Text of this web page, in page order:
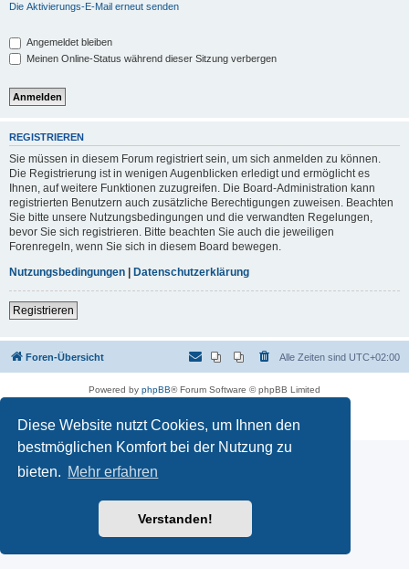
Diese Website nutzt Cookies, um Ihnen den
bestmöglichen Komfort bei der Nutzung zu
bieten. Mehr erfahren
Verstanden!
Die Aktivierungs-E-Mail erneut senden
Angemeldet bleiben
Meinen Online-Status während dieser Sitzung verbergen
REGISTRIEREN
Sie müssen in diesem Forum registriert sein, um sich anmelden zu können.
Die Registrierung ist in wenigen Augenblicken erledigt und ermöglicht es
Ihnen, auf weitere Funktionen zuzugreifen. Die Board-Administration kann
registrierten Benutzern auch zusätzliche Berechtigungen zuweisen. Beachten
Sie bitte unsere Nutzungsbedingungen und die verwandten Regelungen,
bevor Sie sich registrieren. Bitte beachten Sie auch die jeweiligen
Forenregeln, wenn Sie sich in diesem Board bewegen.
Nutzungsbedingungen | Datenschutzerklärung
Registrieren
Foren-Übersicht Alle Zeiten sind UTC+02:00
Powered by phpBB® Forum Software © phpBB Limited
Datenschutz|Nutzungsbedingungen